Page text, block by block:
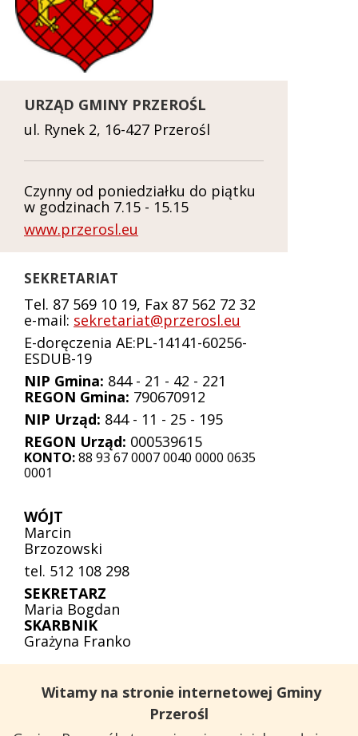
URZĄD GMINY PRZEROŚL
ul. Rynek 2, 16-427 Przerośl
Czynny od poniedziałku do piątku
w godzinach 7.15 - 15.15
www.przerosl.eu
SEKRETARIAT
Tel. 87 569 10 19, Fax 87 562 72 32
e-mail: sekretariat@przerosl.eu
E-doręczenia AE:PL-14141-60256-
ESDUB-19
NIP Gmina: 844 - 21 - 42 - 221
REGON Gmina: 790670912
NIP Urząd: 844 - 11 - 25 - 195
REGON Urząd: 000539615
KONTO:88 93 67 0007 0040 0000 0635
0001
WÓJT
Marcin
Brzozowski
tel. 512 108 298
SEKRETARZ
Maria Bogdan
SKARBNIK
Grażyna Franko
Witamy na stronie internetowej Gminy
Przerośl